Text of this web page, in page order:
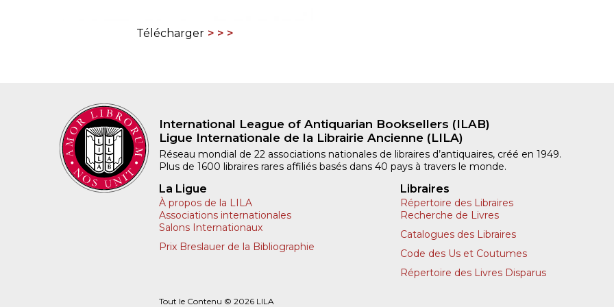
Télécharger
International League of Antiquarian Booksellers (ILAB)
Ligue Internationale de la Librairie Ancienne (LILA)
Réseau mondial de 22 associations nationales de libraires d’antiquaires, créé en 1949.
Plus de 1600 libraires rares affiliés basés dans 40 pays à travers le monde.
La Ligue
À propos de la LILA
Associations internationales
Salons Internationaux
Prix Breslauer de la Bibliographie
Libraires
Répertoire des Libraires
Recherche de Livres
Catalogues des Libraires
Code des Us et Coutumes
Répertoire des Livres Disparus
Tout le Contenu © 2026 LILA